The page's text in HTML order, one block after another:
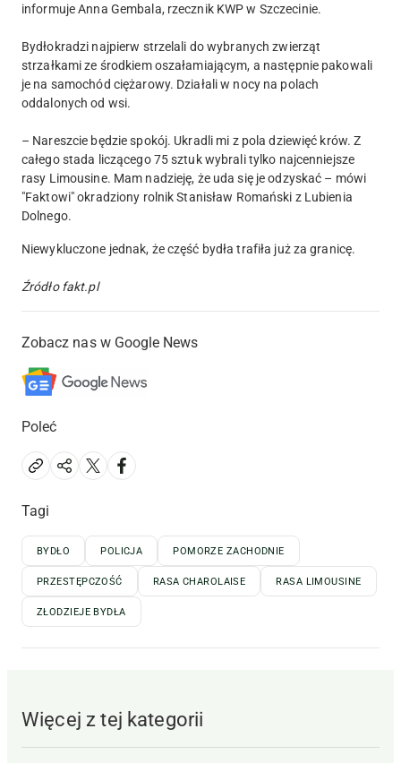
informuje Anna Gembala, rzecznik KWP w Szczecinie.
Bydłokradzi najpierw strzelali do wybranych zwierząt
strzałkami ze środkiem oszałamiającym, a następnie pakowali
je na samochód ciężarowy. Działali w nocy na polach
oddalonych od wsi.
– Nareszcie będzie spokój. Ukradli mi z pola dziewięć krów. Z
całego stada liczącego 75 sztuk wybrali tylko najcenniejsze
rasy Limousine. Mam nadzieję, że uda się je odzyskać – mówi
"Faktowi" okradziony rolnik Stanisław Romański z Lubienia
Dolnego.
Niewykluczone jednak, że część bydła trafiła już za granicę.
Źródło fakt.pl
Zobacz nas w Google News
Poleć
Tagi
BYDŁO POLICJA POMORZE ZACHODNIE
PRZESTĘPCZOŚĆ RASA CHAROLAISE RASA LIMOUSINE
ZŁODZIEJE BYDŁA
Więcej z tej kategorii